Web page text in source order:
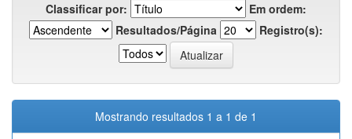
Classificar por:
Em ordem:
Resultados/Página
Registro(s):
Mostrando resultados 1 a 1 de 1